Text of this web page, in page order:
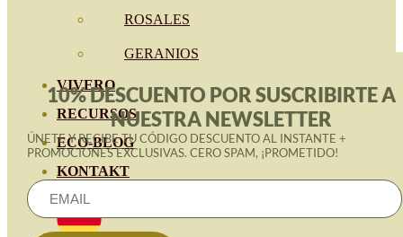
ROSALES
GERANIOS
VIVERO
RECURSOS
ECO-BLOG
KONTAKT
10% DESCUENTO POR SUSCRIBIRTE A
NUESTRA NEWSLETTER
ÚNETE Y RECIBE TU CÓDIGO DESCUENTO AL INSTANTE +
PROMOCIONES EXCLUSIVAS. CERO SPAM, ¡PROMETIDO!